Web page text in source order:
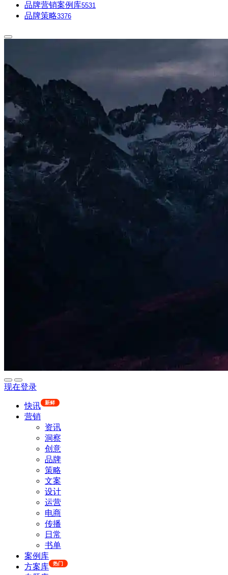
品牌营销案例库5531
品牌策略3376
现在登录
快讯 新鲜
营销
资讯
洞察
创意
品牌
策略
文案
设计
运营
电商
传播
日常
书单
案例库
方案库
热门